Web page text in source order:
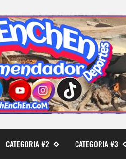
CATEGORIA #2 CATEGORIA #3